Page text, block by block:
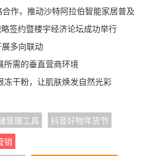
作，推动沙特阿拉伯智能家居普及
签约暨楼宇经济论坛成功举行
展多向联动
所需的垂直营商环境
干粉，让肌肤焕发自然光彩
管理工具
抖音好物年货节
销